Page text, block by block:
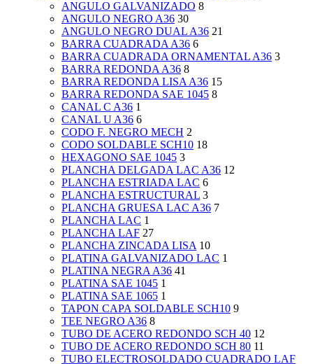
ANGULO GALVANIZADO 8
ANGULO NEGRO A36 30
ANGULO NEGRO DUAL A36 21
BARRA CUADRADA A36 6
BARRA CUADRADA ORNAMENTAL A36 3
BARRA REDONDA A36 8
BARRA REDONDA LISA A36 15
BARRA REDONDA SAE 1045 8
CANAL C A36 1
CANAL U A36 6
CODO F. NEGRO MECH 2
CODO SOLDABLE SCH10 18
HEXAGONO SAE 1045 3
PLANCHA DELGADA LAC A36 12
PLANCHA ESTRIADA LAC 6
PLANCHA ESTRUCTURAL 3
PLANCHA GRUESA LAC A36 7
PLANCHA LAC 1
PLANCHA LAF 27
PLANCHA ZINCADA LISA 10
PLATINA GALVANIZADO LAC 1
PLATINA NEGRA A36 41
PLATINA SAE 1045 1
PLATINA SAE 1065 1
TAPON CAPA SOLDABLE SCH10 9
TEE NEGRO A36 8
TUBO DE ACERO REDONDO SCH 40 12
TUBO DE ACERO REDONDO SCH 80 11
TUBO ELECTROSOLDADO CUADRADO LAF